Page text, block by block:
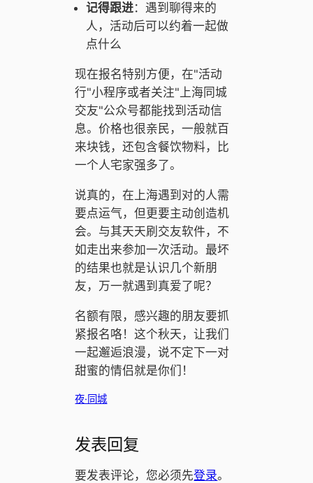
记得跟进：遇到聊得来的
人，活动后可以约着一起做
点什么
现在报名特别方便，在"活动
行"小程序或者关注"上海同城
交友"公众号都能找到活动信
息。价格也很亲民，一般就百
来块钱，还包含餐饮物料，比
一个人宅家强多了。
说真的，在上海遇到对的人需
要点运气，但更要主动创造机
会。与其天天刷交友软件，不
如走出来参加一次活动。最坏
的结果也就是认识几个新朋
友，万一就遇到真爱了呢？
名额有限，感兴趣的朋友要抓
紧报名咯！这个秋天，让我们
一起邂逅浪漫，说不定下一对
甜蜜的情侣就是你们！
夜·同城
发表回复
要发表评论，您必须先登录。